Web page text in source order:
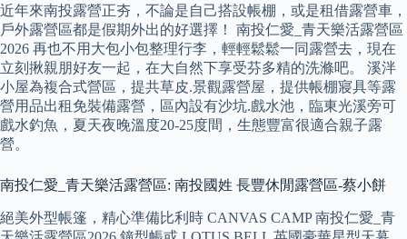
近年來南投露營正夯，不論是自己搭設帳棚，或是租借露營車，
戶外露營區都是假期外出的好選擇！ 南投仁愛_青天樂活露營區
2026 再也不用大包小包整理行李，輕輕鬆鬆一同露營去，現在
立刻揪親朋好友一起，在大自然下享受芬多精的洗滌吧。 溪泮
小屋為複合式營區，提共草皮.景觀露營屋，提供帳棚寢具等露
營用品出租免裝備露營，區內設有沙坑.戲水池，臨東光溪旁可
戲水釣魚，夏天夜晚溫度20-25度間，生態豐富很適合親子露
營。
南投仁愛_青天樂活露營區: 南投國姓 長豐休閒露營區-蔡小餅
絕美外型帳篷，精心準備比利時 CANVAS CAMP 南投仁愛_青